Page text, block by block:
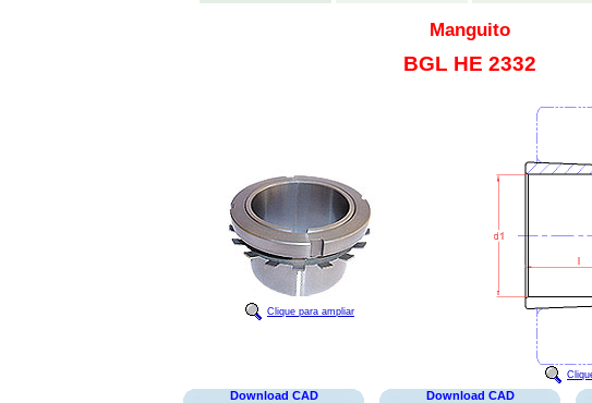
Manguito
BGL HE 2332
Clique para ampliar
Download CAD
Download CAD